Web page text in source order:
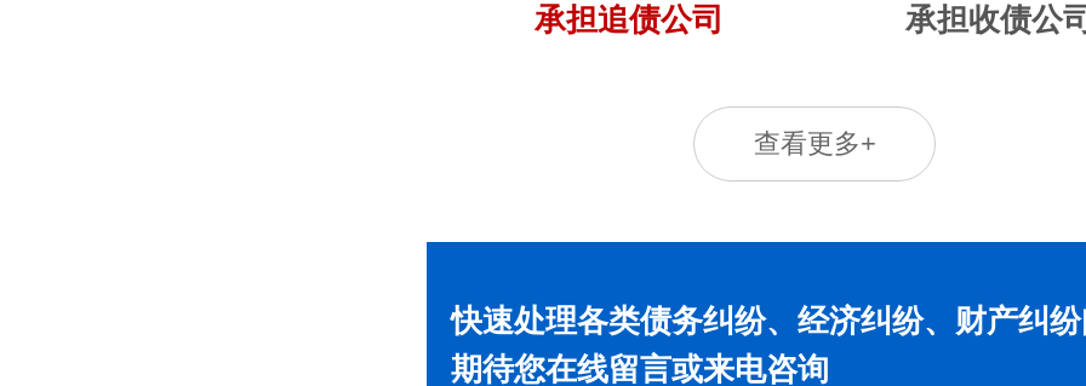
承担追债公司 承担收债公
查看更多+
快速处理各类债务纠纷、经济纠纷、财产纠
期待您在线留言或来电咨询